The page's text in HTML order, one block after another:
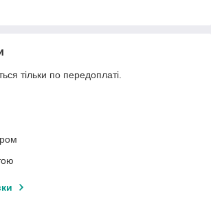
тільки по передоплаті.